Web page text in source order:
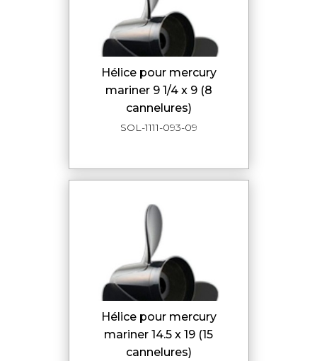
hélice pour mercury
mariner 9 1/4 x 9 (8
cannelures)
SOL-1111-093-09
hélice pour mercury
mariner 14.5 x 19 (15
cannelures)